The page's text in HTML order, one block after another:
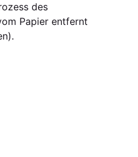
des
Papier entfernt